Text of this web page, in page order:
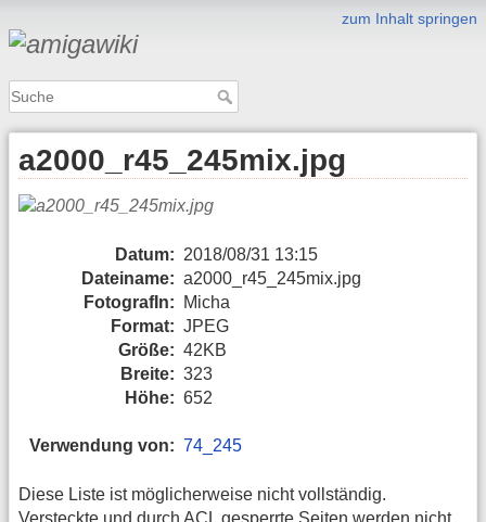
zum Inhalt springen
a2000_r45_245mix.jpg
Datum: 2018/08/31 13:15
Dateiname: a2000_r45_245mix.jpg
FotografIn:
Micha
Format: JPEG
Größe: 42KB
Breite: 323
Höhe: 652
Verwendung von: 74_245
Diese Liste ist möglicherweise nicht vollständig.
Versteckte und durch ACL gesperrte Seiten werden nicht